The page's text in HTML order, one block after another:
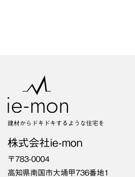
建材からドキドキするような住宅を
株式会社ie-mon
〒783-0004
高知県南国市大埇甲736番地1